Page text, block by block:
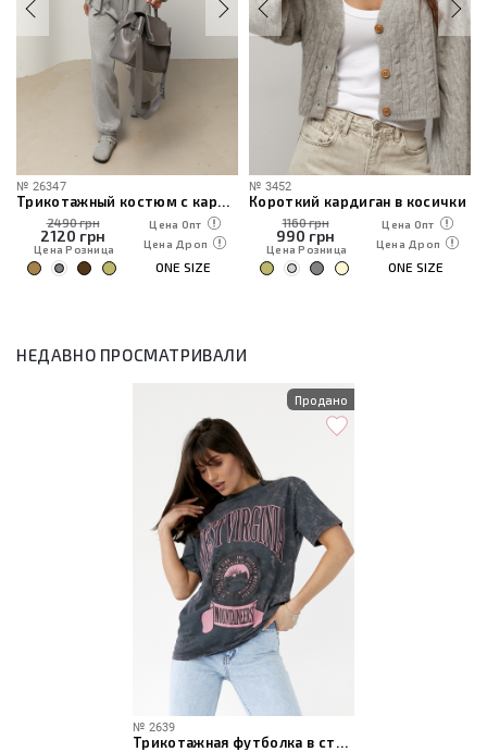
№ 26347
Трикотажный костюм с кардиганом, топом и брюками
2490 грн
2120 грн
Цена Розница
Цена Опт
Цена Дроп
ONE SIZE
№ 3452
Короткий кардиган в косички
1160 грн
990 грн
Цена Розница
Цена Опт
Цена Дроп
ONE SIZE
НЕДАВНО ПРОСМАТРИВАЛИ
Продано
№ 2639
Трикотажная футболка в стиле тай-дай